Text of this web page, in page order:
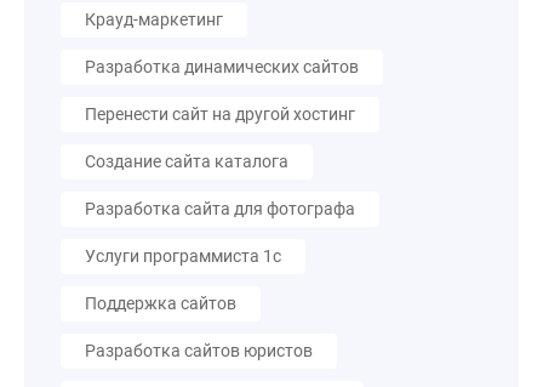
Крауд-маркетинг
Разработка динамических сайтов
Перенести сайт на другой хостинг
Создание сайта каталога
Разработка сайта для фотографа
Услуги программиста 1с
Поддержка сайтов
Разработка сайтов юристов